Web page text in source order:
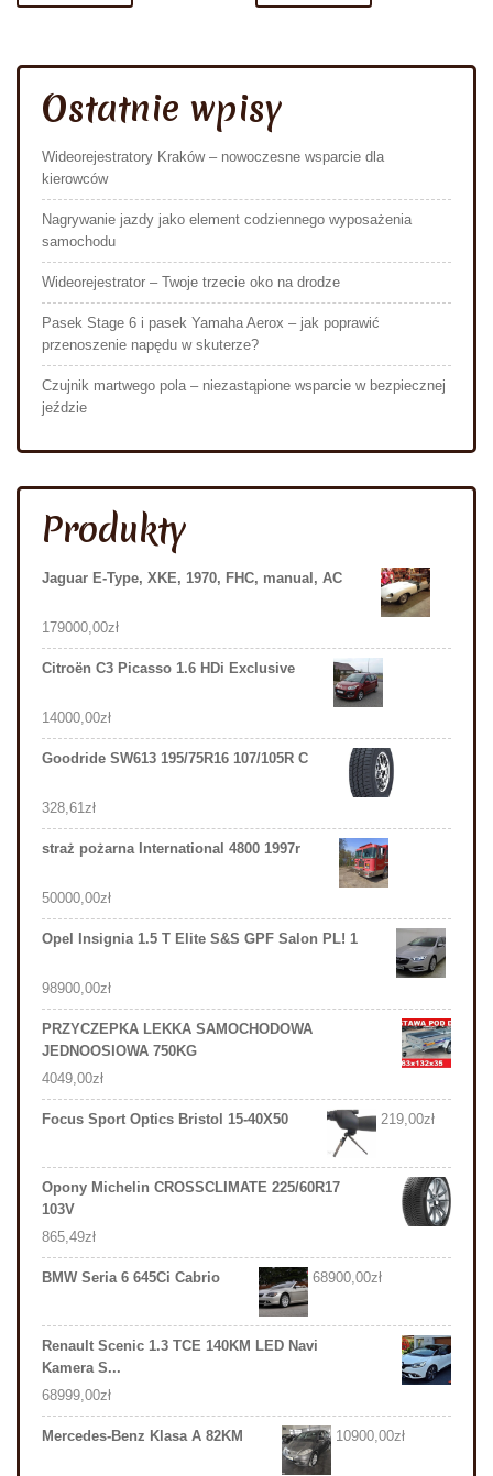
Ostatnie wpisy
Wideorejestratory Kraków – nowoczesne wsparcie dla
kierowców
Nagrywanie jazdy jako element codziennego wyposażenia
samochodu
Wideorejestrator – Twoje trzecie oko na drodze
Pasek Stage 6 i pasek Yamaha Aerox – jak poprawić
przenoszenie napędu w skuterze?
Czujnik martwego pola – niezastąpione wsparcie w bezpiecznej
jeździe
Produkty
Jaguar E-Type, XKE, 1970, FHC, manual, AC
179000,00zł
Citroën C3 Picasso 1.6 HDi Exclusive
14000,00zł
Goodride SW613 195/75R16 107/105R C
328,61zł
straż pożarna International 4800 1997r
50000,00zł
Opel Insignia 1.5 T Elite S&S GPF Salon PL! 1
98900,00zł
PRZYCZEPKA LEKKA SAMOCHODOWA
JEDNOOSIOWA 750KG
4049,00zł
Focus Sport Optics Bristol 15-40X50 219,00zł
Opony Michelin CROSSCLIMATE 225/60R17
103V
865,49zł
BMW Seria 6 645Ci Cabrio 68900,00zł
Renault Scenic 1.3 TCE 140KM LED Navi
Kamera S...
68999,00zł
Mercedes-Benz Klasa A 82KM 10900,00zł